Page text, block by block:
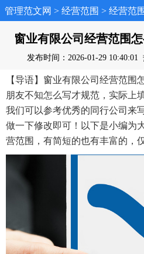
管理范文网 > 经营范围 > 经营范
窗业有限公司经营范围怎
发布时间：2026-01-29 10:40:01
【导语】窗业有限公司经营范围
朋友不知怎么写才规范，实际上
我们可以参考优秀的同行公司来
做一下修改即可！以下是小编为
营范围，有简短的也有丰富的，